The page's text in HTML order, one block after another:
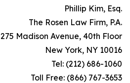
Phillip Kim, Esq.
The Rosen Law Firm, P.A.
275 Madison Avenue, 40th Floor
New York, NY 10016
Tel: (212) 686-1060
Toll Free: (866) 767-3653